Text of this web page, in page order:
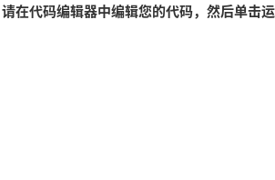
请在代码编辑器中编辑您的代码，然后单